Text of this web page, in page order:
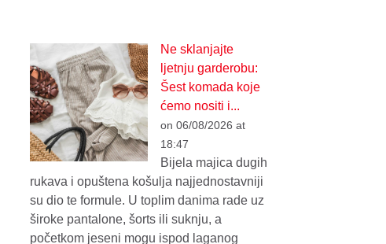
Ne sklanjajte
ljetnju garderobu:
Šest komada koje
ćemo nositi i...
on 06/08/2026 at
18:47
Bijela majica dugih
rukava i opuštena košulja najjednostavniji
su dio te formule. U toplim danima rade uz
široke pantalone, šorts ili suknju, a
početkom jeseni mogu ispod laganog